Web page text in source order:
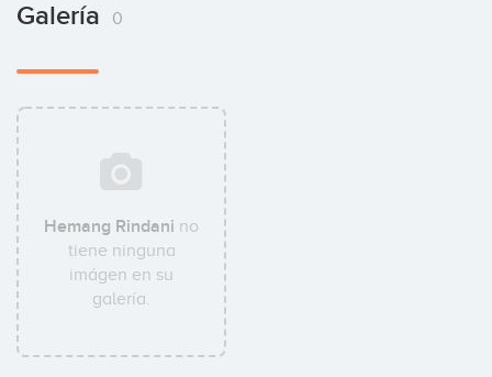
Galería 0
Hemang Rindani no
tiene ninguna
imágen en su
galería.